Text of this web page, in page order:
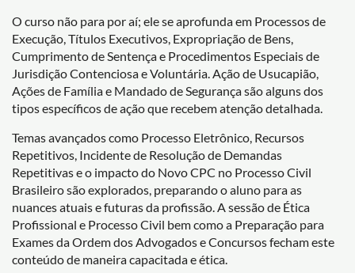
O curso não para por aí; ele se aprofunda em Processos de
Execução, Títulos Executivos, Expropriação de Bens,
Cumprimento de Sentença e Procedimentos Especiais de
Jurisdição Contenciosa e Voluntária. Ação de Usucapião,
Ações de Família e Mandado de Segurança são alguns dos
tipos específicos de ação que recebem atenção detalhada.
Temas avançados como Processo Eletrônico, Recursos
Repetitivos, Incidente de Resolução de Demandas
Repetitivas e o impacto do Novo CPC no Processo Civil
Brasileiro são explorados, preparando o aluno para as
nuances atuais e futuras da profissão. A sessão de Ética
Profissional e Processo Civil bem como a Preparação para
Exames da Ordem dos Advogados e Concursos fecham este
conteúdo de maneira capacitada e ética.